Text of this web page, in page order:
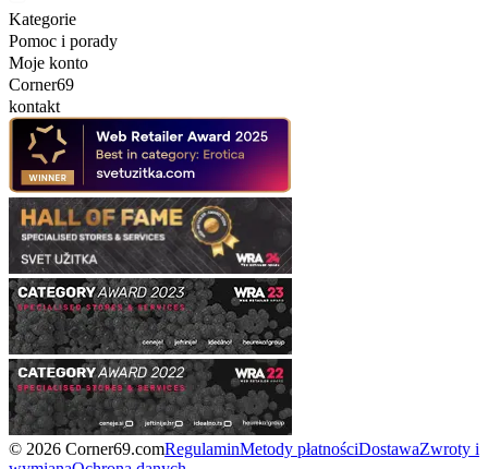
Kategorie
Pomoc i porady
Moje konto
Corner69
kontakt
© 2026 Corner69.comRegulaminMetody płatnościDostawaZwroty i